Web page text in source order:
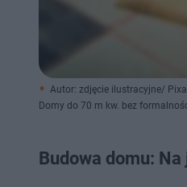
Autor: zdjęcie ilustracyjne/
Domy do 70 m kw. bez
Budowa domu: